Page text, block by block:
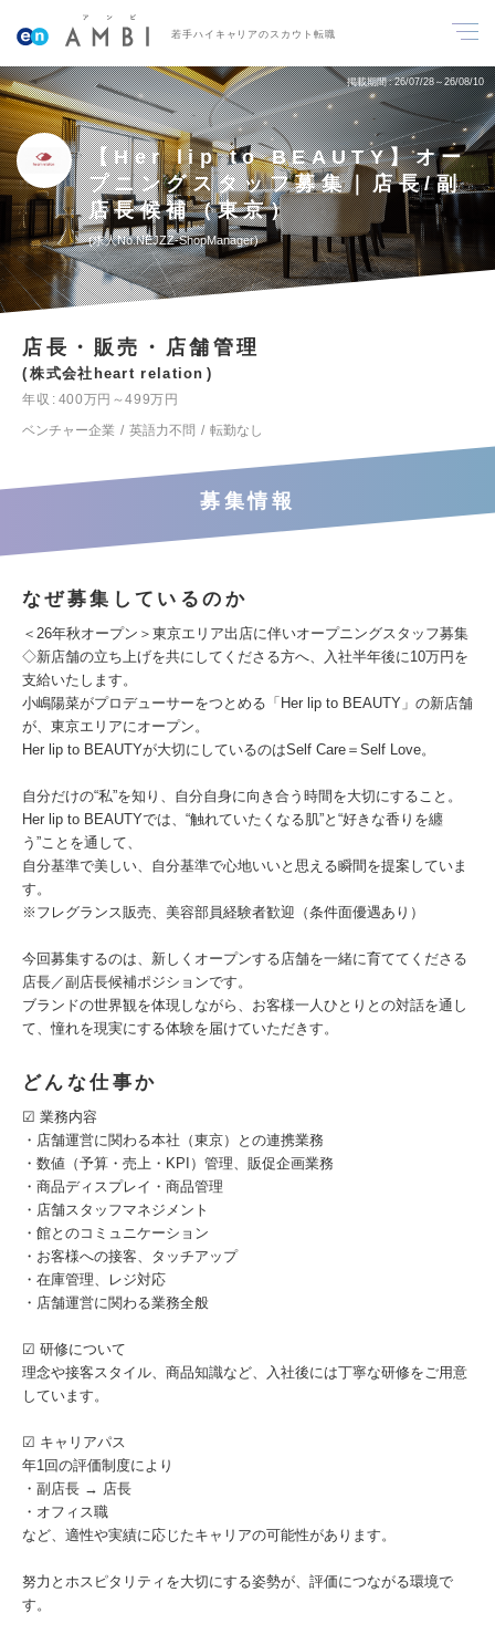
若手ハイキャリアのスカウト転職
掲載期間 26/07/28～26/08/10
【Her lip to BEAUTY】オー
プニングスタッフ募集｜店長/副
店長候補（東京）
求人No.NEJZZ-ShopManager
店長・販売・店舗管理
株式会社heart relation
年収
400万円～499万円
ベンチャー企業
英語力不問 転勤なし
募集情報
なぜ募集しているのか
＜26年秋オープン＞東京エリア出店に伴いオープニングスタッフ募集
◇新店舗の立ち上げを共にしてくださる方へ、入社半年後に10万円を
支給いたします。
小嶋陽菜がプロデューサーをつとめる「Her lip to BEAUTY」の新店舗
が、東京エリアにオープン。
Her lip to BEAUTYが大切にしているのはSelf Care＝Self Love。
自分だけの“私”を知り、自分自身に向き合う時間を大切にすること。
Her lip to BEAUTYでは、“触れていたくなる肌”と“好きな香りを纏
う”ことを通して、
自分基準で美しい、自分基準で心地いいと思える瞬間を提案していま
す。
※フレグランス販売、美容部員経験者歓迎（条件面優遇あり）
今回募集するのは、新しくオープンする店舗を一緒に育ててくださる
店長／副店長候補ポジションです。
ブランドの世界観を体現しながら、お客様一人ひとりとの対話を通し
て、憧れを現実にする体験を届けていただきす。
どんな仕事か
☑︎ 業務内容
・店舗運営に関わる本社（東京）との連携業務
・数値（予算・売上・KPI）管理、販促企画業務
・商品ディスプレイ・商品管理
・店舗スタッフマネジメント
・館とのコミュニケーション
・お客様への接客、タッチアップ
・在庫管理、レジ対応
・店舗運営に関わる業務全般
☑︎ 研修について
理念や接客スタイル、商品知識など、入社後には丁寧な研修をご用意
しています。
☑︎ キャリアパス
年1回の評価制度により
・副店長 → 店長
・オフィス職
など、適性や実績に応じたキャリアの可能性があります。
努力とホスピタリティを大切にする姿勢が、評価につながる環境で
す。